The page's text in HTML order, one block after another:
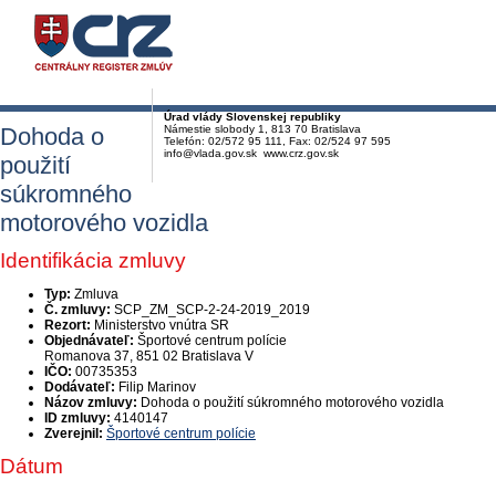
Úrad vlády Slovenskej republiky
Námestie slobody 1, 813 70 Bratislava
Telefón: 02/572 95 111, Fax: 02/524 97 595
info@vlada.gov.sk www.crz.gov.sk
Dohoda o
použití
súkromného
motorového vozidla
Identifikácia zmluvy
Typ: Zmluva
Č. zmluvy: SCP_ZM_SCP-2-24-2019_2019
Rezort: Ministerstvo vnútra SR
Objednávateľ: Športové centrum polície
Romanova 37, 851 02 Bratislava V
IČO: 00735353
Dodávateľ: Filip Marinov
Názov zmluvy: Dohoda o použití súkromného motorového vozidla
ID zmluvy: 4140147
Zverejnil: Športové centrum polície
Dátum